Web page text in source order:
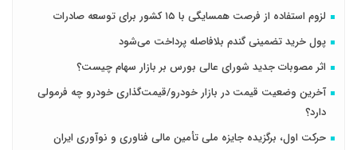
لزوم استفاده از فرصت همسایگی با ۱۵ کشور برای توسعه صادرات
پول خرید تضمینی گندم بلافاصله پرداخت می‌شود
اثر مصوبات جدید شورای عالی بورس بر بازار سهام چیست؟
آخرین وضعیت قیمت در بازار خودرو/قیمت‌گذاری خودرو چه فرمولی
دارد؟
حرکت اول، برگزیده جایزه ملی تأمین مالی فناوری و نوآوری ایران